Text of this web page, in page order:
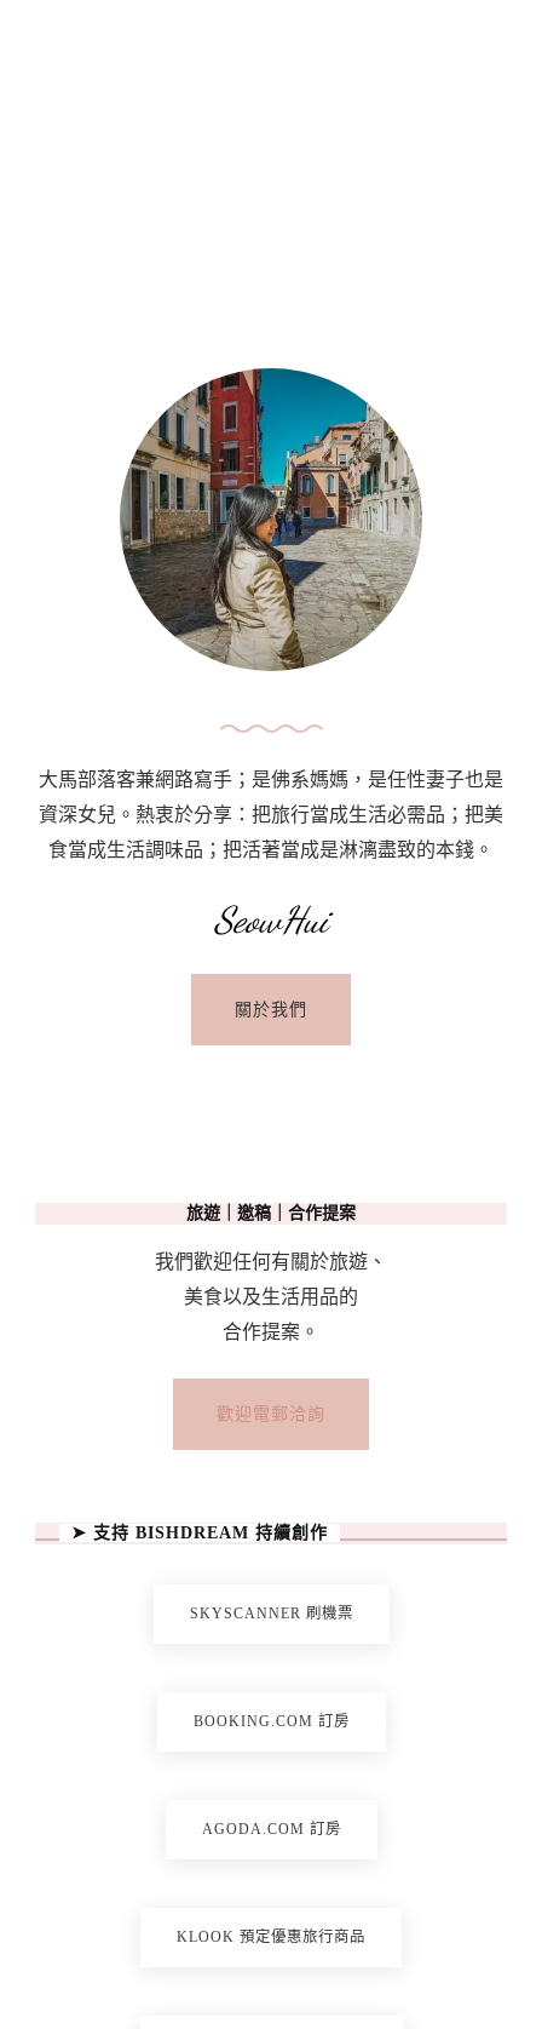
大馬部落客兼網路寫手；是佛系媽媽，是任性妻子也是
資深女兒。熱衷於分享：把旅行當成生活必需品；把美
食當成生活調味品；把活著當成是淋漓盡致的本錢。
SeowHui
關於我們
旅遊｜邀稿｜合作提案
我們歡迎任何有關於旅遊、
美食以及生活用品的
合作提案。
歡迎電郵洽詢
➤ 支持 BISHDREAM 持續創作
SKYSCANNER 刷機票
BOOKING.COM 訂房
AGODA.COM 訂房
KLOOK 預定優惠旅行商品